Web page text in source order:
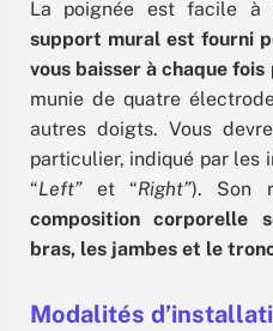
La poignée est facile à
support mural est fourni
vous baisser à chaque
munie de quatre
autres doigts. Vous
particulier, indiqué par les
“Left”et “Right”). Son
composition corporelle
bras, les jambes et le
Modalités